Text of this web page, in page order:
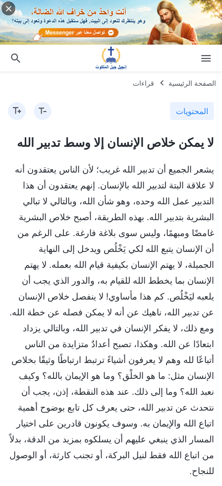
الصفحة الرئيسية قراءات
المحتويات
لا يمكن خلاص الإنسان إلا وسط تدبير الله
يشعر الجميع أن تدبير الله غريب؛ لأن الناس يعتقدون أنه
لا علاقة البتة لتدبير الله بالإنسان. إنهم يعتقدون أن هذا
التدبير عمل الله وحده، وهو شأن الله، وبالتالي لا تبالي
البشرية بتدبير الله. بهذه الطريقة، أصبح خلاص البشرية
غامضًا ومبهمًا، وليس سوى بلاغة فارغة. على الرغم من
أن الإنسان يتبع الله لكي يَخْلُص ويدخل إلى النهاية
الجميلة، لا يهتم الإنسان بكيفية قيام الله بعمله. لا يهتم
الإنسان بما يخطط الله للقيام به، والدور الذي يجب أن
يلعبه ليَخْلُص. كم هذا مأساوي! لا ينفصل خلاص الإنسان
عن تدبير الله، ناهيك عن أنه لا يمكن فصله عن خطة الله.
ومع ذلك، لا يفكر الإنسان في تدبير الله، وبالتالي يزداد
ابتعادًا عن الله. وهكذا، تصبح أعدادٌ متزايدة من الناس
أتباعًا لله وهم لا يعرفون أشياءً ترتبط ارتباطًا وثيقًا بخلاص
الإنسان مثل: ما هو الخلْق؟ وما هو الإيمان بالله؟ وكيف
نعبد الله؟ وما إلى ذلك. عند هذه النقطة، إذن، يجب أن
نتحدث عن تدبير الله، حتى يعرف كل تابع بوضوح أهمية
اتباع الله والإيمان به. وسوف يكونون قادرين على اختيار
المسار الذي ينبغي عليهم أن يسلكوه بمزيد من الدقة، بدلاً
من اتباع الله فقط لنيل البركة، أو تجنب كارثة، أو الوصول
للنجاح.